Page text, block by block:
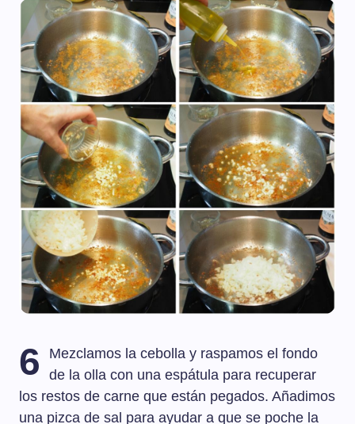
6
Mezclamos la cebolla y raspamos el fondo
de la olla con una espátula para recuperar
los restos de carne que están pegados. Añadimos
una pizca de sal para ayudar a que se poche la